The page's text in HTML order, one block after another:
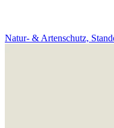
Natur- & Artenschutz,